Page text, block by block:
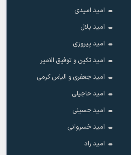
امید امیدی
امید بلال
امید پیروزی
امید تکین و توفیق الامیر
امید جعفری و الیاس کرمی
امید حاجیلی
امید حسینی
امید خسروانی
امید راد